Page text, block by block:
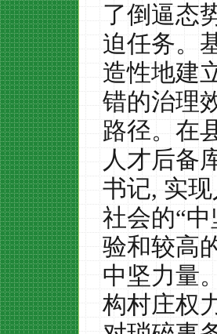
了倒逼态
迫任务。
造性地建
错的治理
路径。在
人才后备
书记,实
社会的“
验和较高
中坚力量
构村庄权